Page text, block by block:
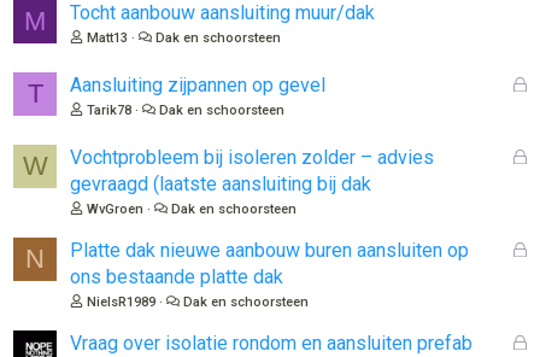
M Tocht aanbouw aansluiting muur/dak
Matt13 Dak en schoorsteen
T
G
Aansluiting zijpannen op gevel
Tarik78 Dak en schoorsteen
W
G
o
Vochtprobleem bij isoleren zolder – advies
gevraagd (laatste aansluiting bij dak
WvGroen Dak en schoorsteen
N
G
o
Platte dak nieuwe aanbouw buren aansluiten op
ons bestaande platte dak
NielsR1989 Dak en schoorsteen
G
Vraag over isolatie rondom en aansluiten prefab